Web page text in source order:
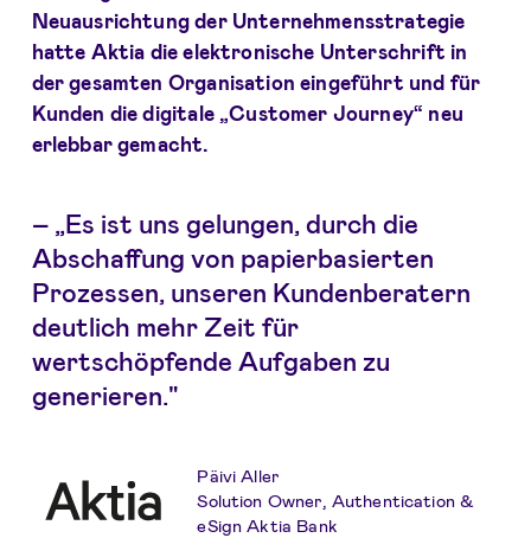
Neuausrichtung der Unternehmensstrategie
hatte Aktia die elektronische Unterschrift in
der gesamten Organisation eingeführt und für
Kunden die digitale „Customer Journey“ neu
erlebbar gemacht.
– „Es ist uns gelungen, durch die
Abschaffung von papierbasierten
Prozessen, unseren Kundenberatern
deutlich mehr Zeit für
wertschöpfende Aufgaben zu
generieren."
Päivi Aller
Solution Owner, Authentication &
eSign Aktia Bank